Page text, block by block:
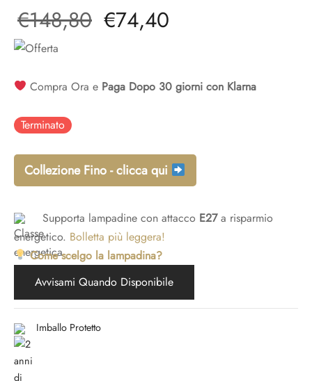
€148,80 Il prezzo
era:
€74,40
attuale
€74,40.
Compra Ora e Paga Dopo 30 giorni con Klarna
Terminato
Collezione Fino - clicca qui
Supporta lampadine con attacco E27a risparmio
energetico. Bolletta più leggera!
Come scelgo la lampadina?
Avvisami Quando Disponibile
Imballo Protetto
a sospensione vetro
a gabbia
per camera da letto
per ingresso